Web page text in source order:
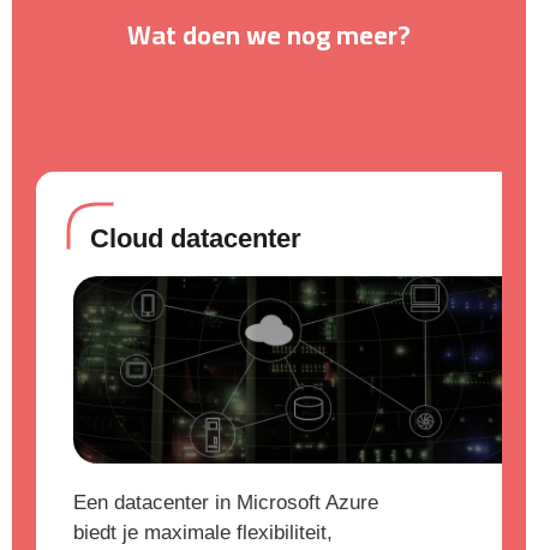
Wat doen we nog meer?
Cloud datacenter
Een datacenter in Microsoft Azure
biedt je maximale flexibiliteit,